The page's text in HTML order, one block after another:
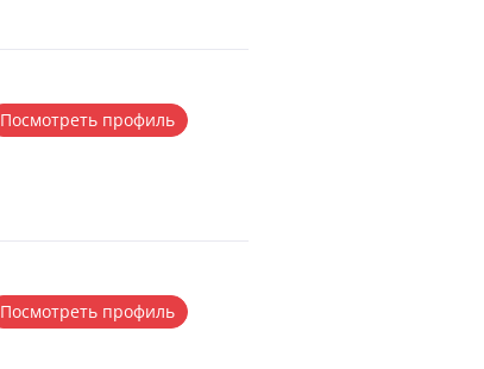
Посмотреть профиль
Посмотреть профиль